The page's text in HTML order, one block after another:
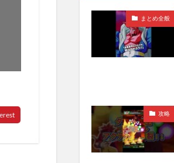
まとめ全般
攻略